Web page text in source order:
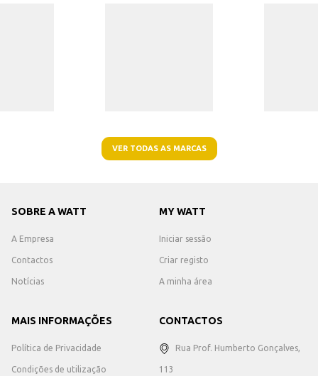
VER TODAS AS MARCAS
SOBRE A WATT
A Empresa
Contactos
Notícias
MY WATT
Iniciar sessão
Criar registo
A minha área
MAIS INFORMAÇÕES
Política de Privacidade
Condições de utilização
CONTACTOS
Rua Prof. Humberto Gonçalves,
113